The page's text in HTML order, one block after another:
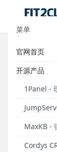
菜单
官网首页
开源产品
1Panel -
MaxKB -
Cordys
随
发布于
作者
作
因